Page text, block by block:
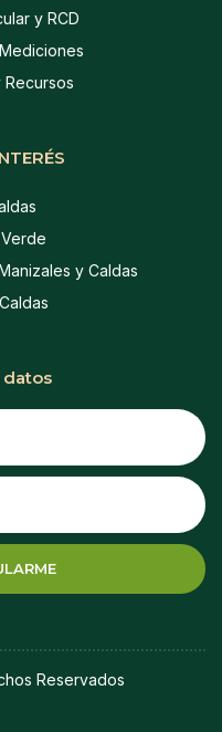
y RCD
Recursos
y Caldas
datos
Reservados